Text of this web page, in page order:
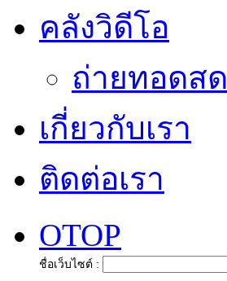
คลังวิดีโอ
ถ่ายทอดสด
เกี่ยวกับเรา
ติดต่อเรา
OTOP
ชื่อเว็บไซต์ :